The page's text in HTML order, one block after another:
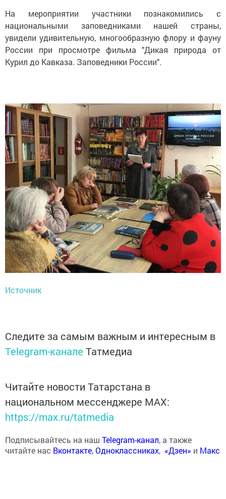
На мероприятии участники познакомились с
национальными заповедниками нашей страны,
увидели удивительную, многообразную флору и фауну
России при просмотре фильма "Дикая природа от
Курил до Кавказа. Заповедники России".
Источник
Следите за самым важным и интересным в
Telegram-канале Татмедиа
Читайте новости Татарстана в
национальном мессенджере MАХ:
https://max.ru/tatmedia
Подписывайтесь на наш Telegram-канал, а также
читайте нас Вконтакте,Одноклассниках, «Дзен» и Макс